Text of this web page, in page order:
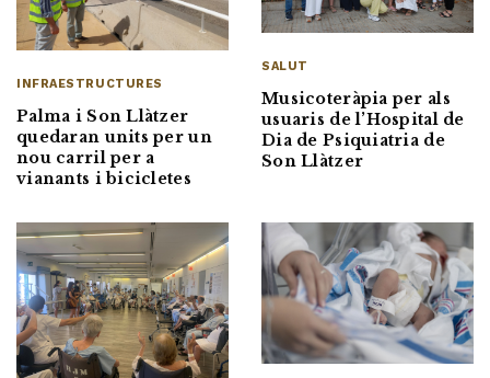
INFRAESTRUCTURES
Palma i Son Llàtzer
quedaran units per un
nou carril per a
vianants i bicicletes
SALUT
Musicoteràpia per als
usuaris de l’Hospital de
Dia de Psiquiatria de
Son Llàtzer